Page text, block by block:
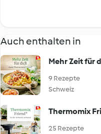
Auch enthalten in
Mehr Zeit für
9 Rezepte
Schweiz
Thermomix
25 Rezepte